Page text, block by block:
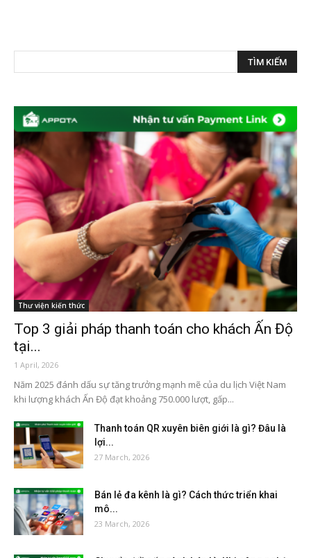
Thư viện kiến thức
Top 3 giải pháp thanh toán cho khách Ấn Độ
tại...
1 April, 2026
Năm 2025 đánh dấu sự tăng trưởng mạnh mẽ của du lịch Việt Nam
khi lượng khách Ấn Độ đạt khoảng 750.000 lượt, gấp...
Thanh toán QR xuyên biên giới là gì? Đâu là
lợi...
27 March, 2026
Bán lẻ đa kênh là gì? Cách thức triển khai
mô...
23 March, 2026